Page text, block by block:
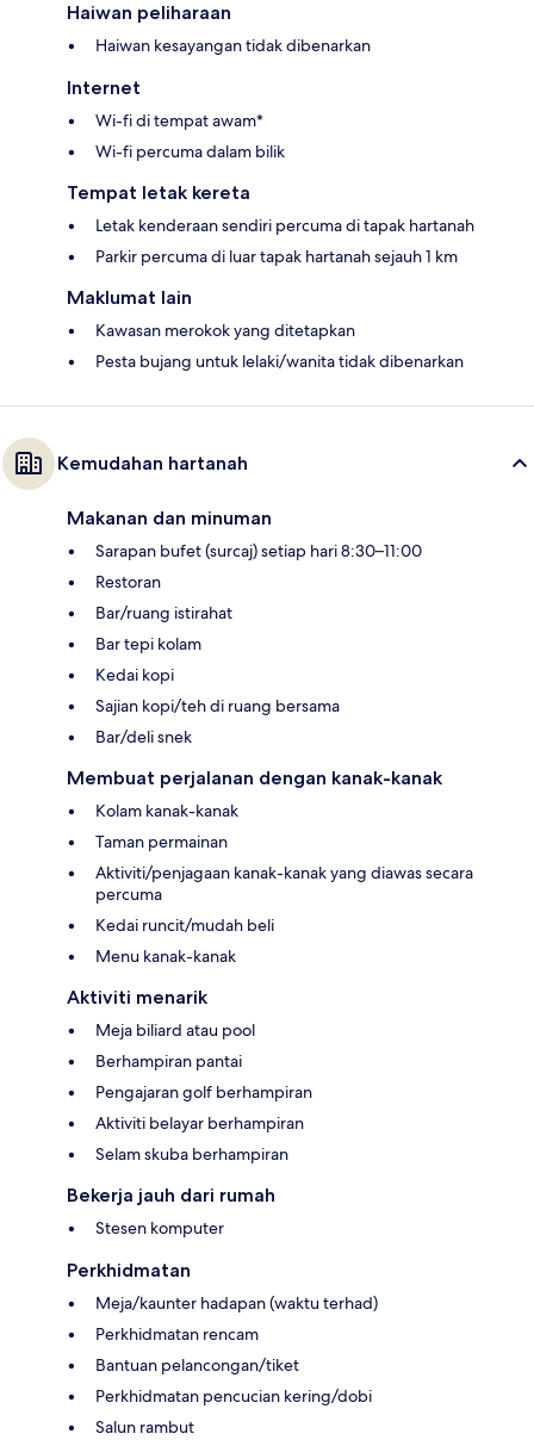
Haiwan peliharaan
Haiwan kesayangan tidak dibenarkan
Internet
Wi-fi di tempat awam*
Wi-fi percuma dalam bilik
Tempat letak kereta
Letak kenderaan sendiri percuma di tapak hartanah
Parkir percuma di luar tapak hartanah sejauh 1 km
Maklumat lain
Kawasan merokok yang ditetapkan
Pesta bujang untuk lelaki/wanita tidak dibenarkan
Kemudahan hartanah
Makanan dan minuman
Sarapan bufet (surcaj) setiap hari 8:30–11:00
Restoran
Bar/ruang istirahat
Bar tepi kolam
Kedai kopi
Sajian kopi/teh di ruang bersama
Bar/deli snek
Membuat perjalanan dengan kanak-kanak
Kolam kanak-kanak
Taman permainan
Aktiviti/penjagaan kanak-kanak yang diawas secara
percuma
Kedai runcit/mudah beli
Menu kanak-kanak
Aktiviti menarik
Meja biliard atau pool
Berhampiran pantai
Pengajaran golf berhampiran
Aktiviti belayar berhampiran
Selam skuba berhampiran
Bekerja jauh dari rumah
Stesen komputer
Perkhidmatan
Meja/kaunter hadapan (waktu terhad)
Perkhidmatan rencam
Bantuan pelancongan/tiket
Perkhidmatan pencucian kering/dobi
Salun rambut